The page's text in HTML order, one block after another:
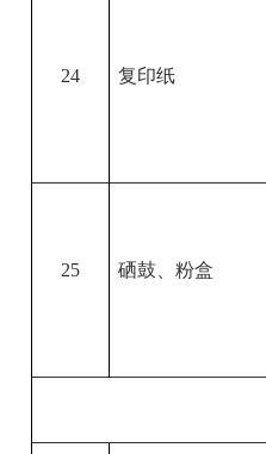
24 复印纸
25 硒鼓、粉盒